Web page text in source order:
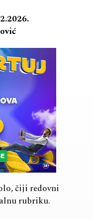
čiji redovni
rubriku.